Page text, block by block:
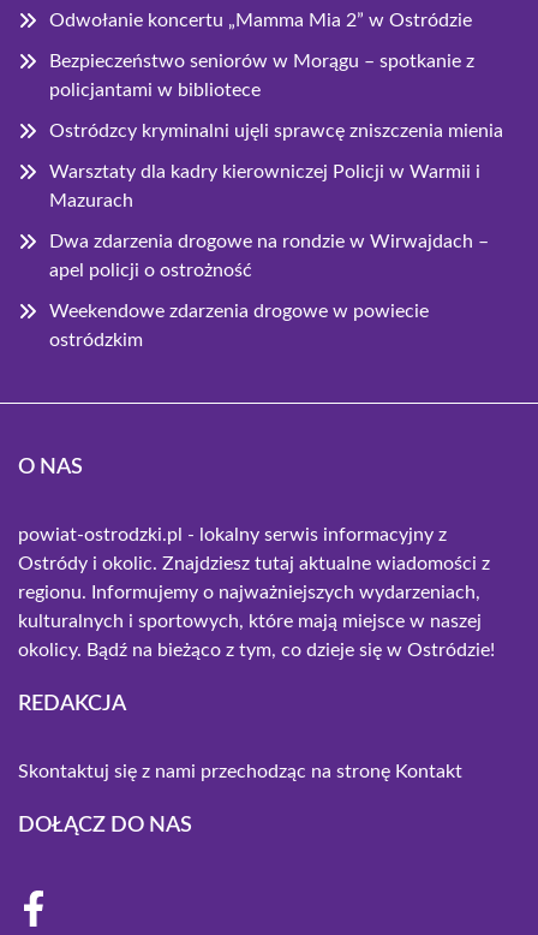
Odwołanie koncertu „Mamma Mia 2” w Ostródzie
Bezpieczeństwo seniorów w Morągu – spotkanie z
policjantami w bibliotece
Ostródzcy kryminalni ujęli sprawcę zniszczenia mienia
Warsztaty dla kadry kierowniczej Policji w Warmii i
Mazurach
Dwa zdarzenia drogowe na rondzie w Wirwajdach –
apel policji o ostrożność
Weekendowe zdarzenia drogowe w powiecie
ostródzkim
O NAS
powiat-ostrodzki.pl - lokalny serwis informacyjny z
Ostródy i okolic. Znajdziesz tutaj aktualne wiadomości z
regionu. Informujemy o najważniejszych wydarzeniach,
kulturalnych i sportowych, które mają miejsce w naszej
okolicy. Bądź na bieżąco z tym, co dzieje się w Ostródzie!
REDAKCJA
Skontaktuj się z nami przechodząc na stronę Kontakt
DOŁĄCZ DO NAS